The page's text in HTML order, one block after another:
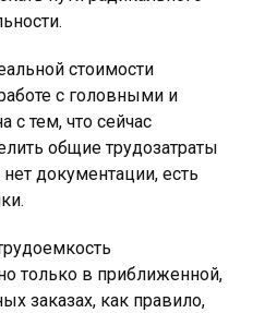
стоимости
с головными и
с тем, что сейчас
общие трудозатраты
нет документации, есть
только в приближенной,
заказах, как правило,